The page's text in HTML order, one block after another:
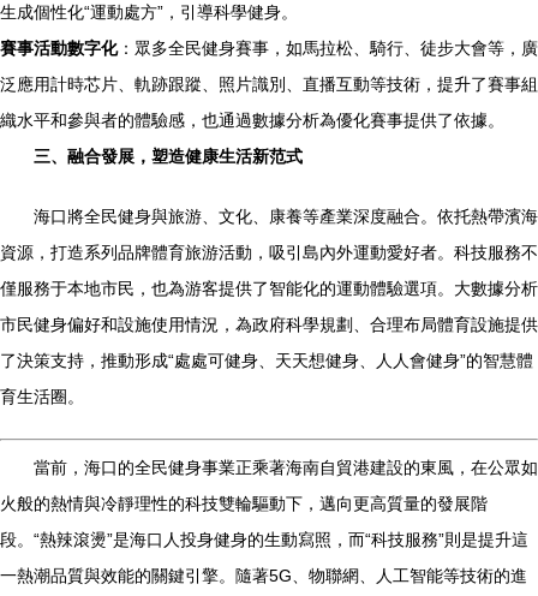
生成個性化“運動處方”，引導科學健身。
賽事活動數字化：眾多全民健身賽事，如馬拉松、騎行、徒步大會等，廣
泛應用計時芯片、軌跡跟蹤、照片識別、直播互動等技術，提升了賽事組
織水平和參與者的體驗感，也通過數據分析為優化賽事提供了依據。
三、融合發展，塑造健康生活新范式
海口將全民健身與旅游、文化、康養等產業深度融合。依托熱帶濱海
資源，打造系列品牌體育旅游活動，吸引島內外運動愛好者。科技服務不
僅服務于本地市民，也為游客提供了智能化的運動體驗選項。大數據分析
市民健身偏好和設施使用情況，為政府科學規劃、合理布局體育設施提供
了決策支持，推動形成“處處可健身、天天想健身、人人會健身”的智慧體
育生活圈。
當前，海口的全民健身事業正乘著海南自貿港建設的東風，在公眾如
火般的熱情與冷靜理性的科技雙輪驅動下，邁向更高質量的發展階
段。“熱辣滾燙”是海口人投身健身的生動寫照，而“科技服務”則是提升這
一熱潮品質與效能的關鍵引擎。隨著5G、物聯網、人工智能等技術的進